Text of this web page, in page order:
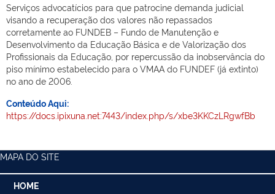
Serviços advocatícios para que patrocine demanda judicial
visando a recuperação dos valores não repassados
corretamente ao FUNDEB – Fundo de Manutenção e
Desenvolvimento da Educação Básica e de Valorização dos
Profissionais da Educação, por repercussão da inobservância do
piso mínimo estabelecido para o VMAA do FUNDEF (já extinto)
no ano de 2006.
Conteúdo Aqui:
https://docs.ipixuna.net:7443/index.php/s/xbe3KKCzLRgwfBb
MAPA DO SITE
HOME